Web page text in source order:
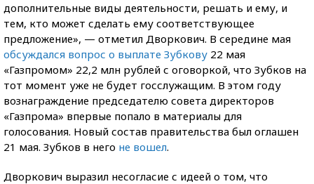
дополнительные виды деятельности, решать и ему, и
тем, кто может сделать ему соответствующее
предложение», — отметил Дворкович. В середине мая
обсуждался вопрос о выплате Зубкову 22 мая
«Газпромом» 22,2 млн рублей с оговоркой, что Зубков на
тот момент уже не будет госслужащим. В этом году
вознаграждение председателю совета директоров
«Газпрома» впервые попало в материалы для
голосования. Новый состав правительства был оглашен
21 мая. Зубков в него не вошел.
Дворкович выразил несогласие с идеей о том, что